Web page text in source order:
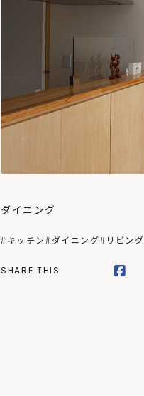
ダイニング
#キッチン#ダイニング#リビング
SHARE THIS